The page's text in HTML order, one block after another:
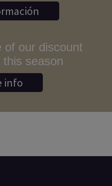
of our discount
season
info